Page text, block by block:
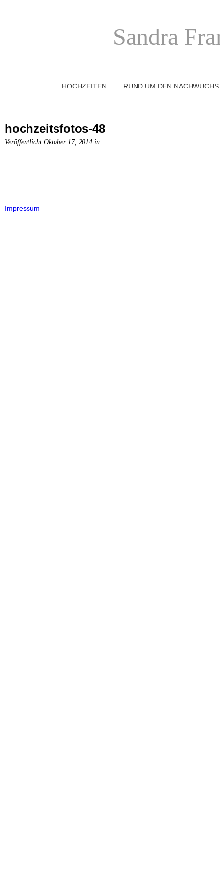
Sandra
HOCHZEITEN RUND UM DEN NACHWUCHS
hochzeitsfotos-48
Veröffentlicht Oktober 17, 2014 in
Impressum